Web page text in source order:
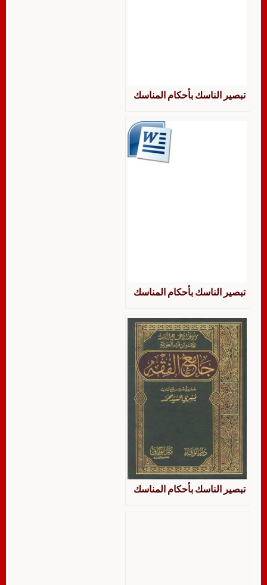
تبصير الناسك بأحكام المناسك
تبصير الناسك بأحكام المناسك
تبصير الناسك بأحكام المناسك